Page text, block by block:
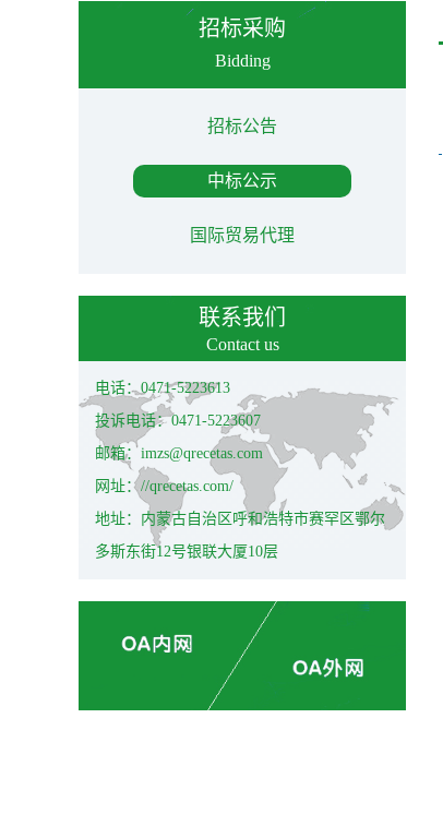
招标采购
Bidding
招标公告
中标公示
国际贸易代理
联系我们
Contact us
电话：0471-5223613
投诉电话：0471-5223607
邮箱：imzs@qrecetas.com
网址：//qrecetas.com/
地址：内蒙古自治区呼和浩特市赛罕区鄂尔
多斯东街12号银联大厦10层